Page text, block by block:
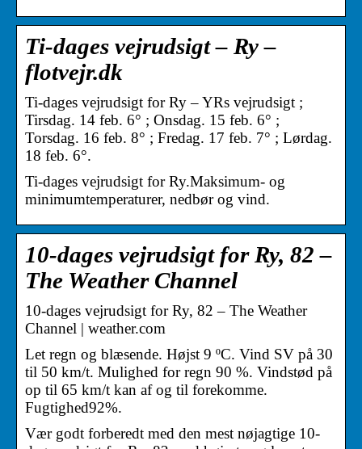
Ti-dages vejrudsigt – Ry –
flotvejr.dk
Ti-dages vejrudsigt for Ry – YRs vejrudsigt ;
Tirsdag. 14 feb. 6° ; Onsdag. 15 feb. 6° ;
Torsdag. 16 feb. 8° ; Fredag. 17 feb. 7° ; Lørdag.
18 feb. 6°.
Ti-dages vejrudsigt for Ry.Maksimum- og
minimumtemperaturer, nedbør og vind.
10-dages vejrudsigt for Ry, 82 –
The Weather Channel
10-dages vejrudsigt for Ry, 82 – The Weather
Channel | weather.com
Let regn og blæsende. Højst 9 ºC. Vind SV på 30
til 50 km/t. Mulighed for regn 90 %. Vindstød på
op til 65 km/t kan af og til forekomme.
Fugtighed92%.
Vær godt forberedt med den mest nøjagtige 10-